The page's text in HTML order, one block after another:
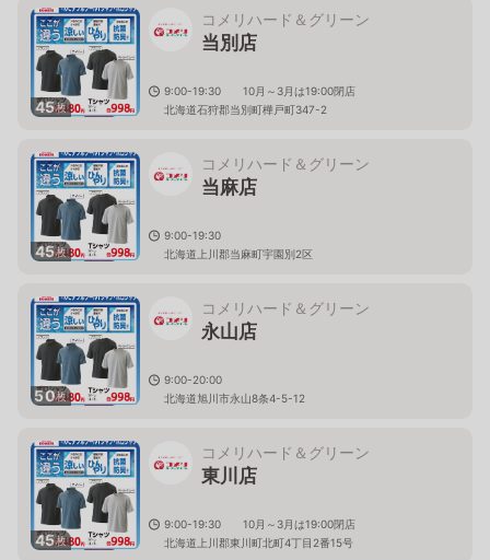
45枚
コメリハード＆グリーン
当別店
9:00-19:30 10月～3月は19:00閉店
北海道石狩郡当別町樺戸町347-2
45枚
コメリハード＆グリーン
当麻店
9:00-19:30
北海道上川郡当麻町宇園別2区
50枚
コメリハード＆グリーン
永山店
9:00-20:00
北海道旭川市永山8条4-5-12
45枚
コメリハード＆グリーン
東川店
9:00-19:30 10月～3月は19:00閉店
北海道上川郡東川町北町4丁目2番15号